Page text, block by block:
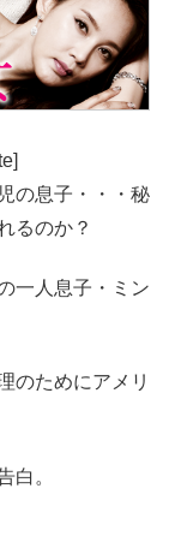
の息子・・・秘
るのか？
一人息子・ミン
のためにアメリ
白。